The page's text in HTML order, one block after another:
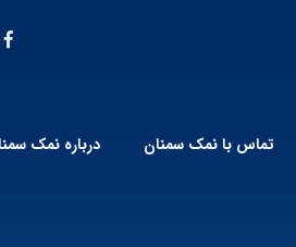
تماس با نمک سمنان درباره نمک